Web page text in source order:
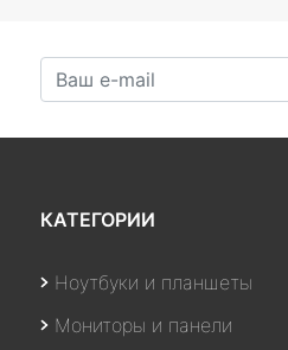
КАТЕГОРИИ
Ноутбуки и планшеты
Мониторы и панели